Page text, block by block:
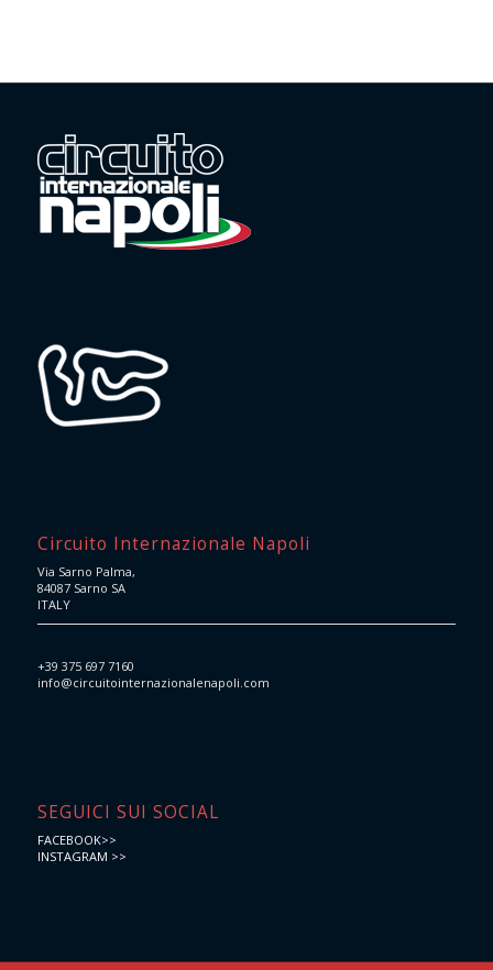
Circuito Internazionale Napoli
Via Sarno Palma,
84087 Sarno SA
ITALY
+39 375 697 7160
info@circuitointernazionalenapoli.com
SEGUICI SUI SOCIAL
FACEBOOK>>
INSTAGRAM >>